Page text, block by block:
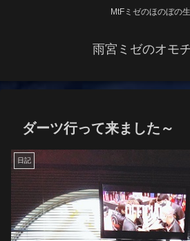
MtFミゼのほのぼの
雨宮ミゼのオモ
ダーツ行って来ました～
日記